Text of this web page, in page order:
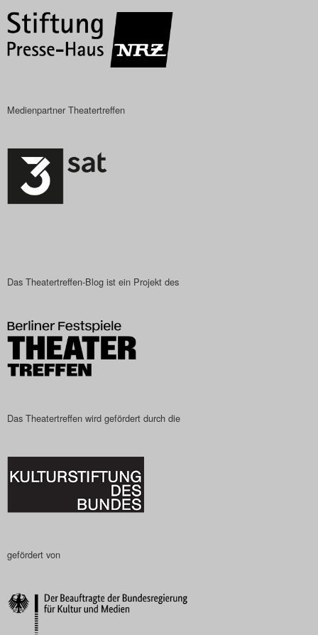
Das Theatertreffen-Blog
2023
Das Theatertreffen-Blog
Das Theatertreffen-Blog
Impressum
Search
Medienpartner Theatertreffen
Das Theatertreffen-Blog ist ein Projekt des
Das Theatertreffen wird gefördert durch die
gefördert von